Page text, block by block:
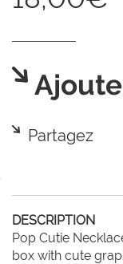
Partagez
DESCRIPTION
Pop Cutie
box with cute